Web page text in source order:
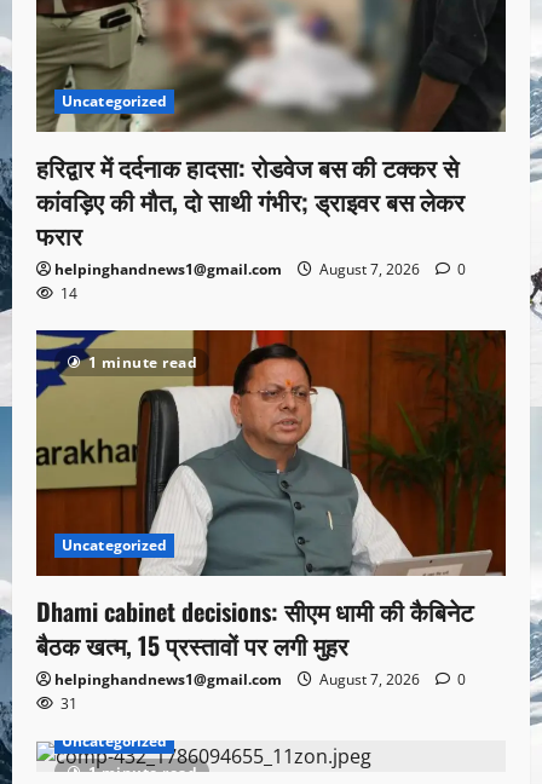
Uncategorized
हरिद्वार में दर्दनाक हादसा: रोडवेज बस की टक्कर से
कांवड़िए की मौत, दो साथी गंभीर; ड्राइवर बस लेकर
फरार
helpinghandnews1@gmail.com August 7, 2026
0
14
1 minute read
Uncategorized
Dhami cabinet decisions: सीएम धामी की कैबिनेट
बैठक खत्म, 15 प्रस्तावों पर लगी मुहर
helpinghandnews1@gmail.com August 7, 2026
0
31
1 minute read
Uncategorized